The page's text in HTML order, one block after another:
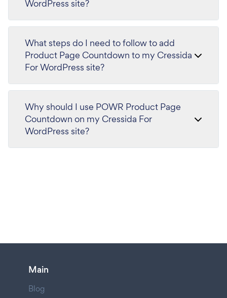
WordPress site?
What steps do I need to follow to add
Product Page Countdown to my Cressida
For WordPress site?
Why should I use POWR Product Page
Countdown on my Cressida For
WordPress site?
Main
Blog